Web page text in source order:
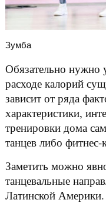
Зумба
Обязательно нужно
расходе калорий
зависит от ряда
характеристики,
тренировки дома
танцев либо фитнес-
Заметить можно
танцевальные
Латинской Америки.